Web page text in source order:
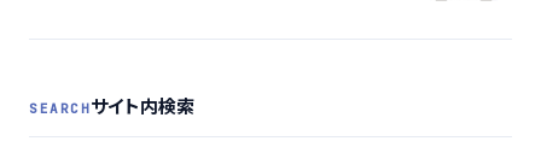
SEARCHサイト内検索